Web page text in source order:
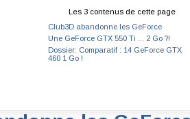
Les 3 contenus de cette page
Club3D abandonne les GeForce
Une GeForce GTX 550 Ti ... 2 Go ?!
Dossier: Comparatif : 14 GeForce GTX
460 1 Go !